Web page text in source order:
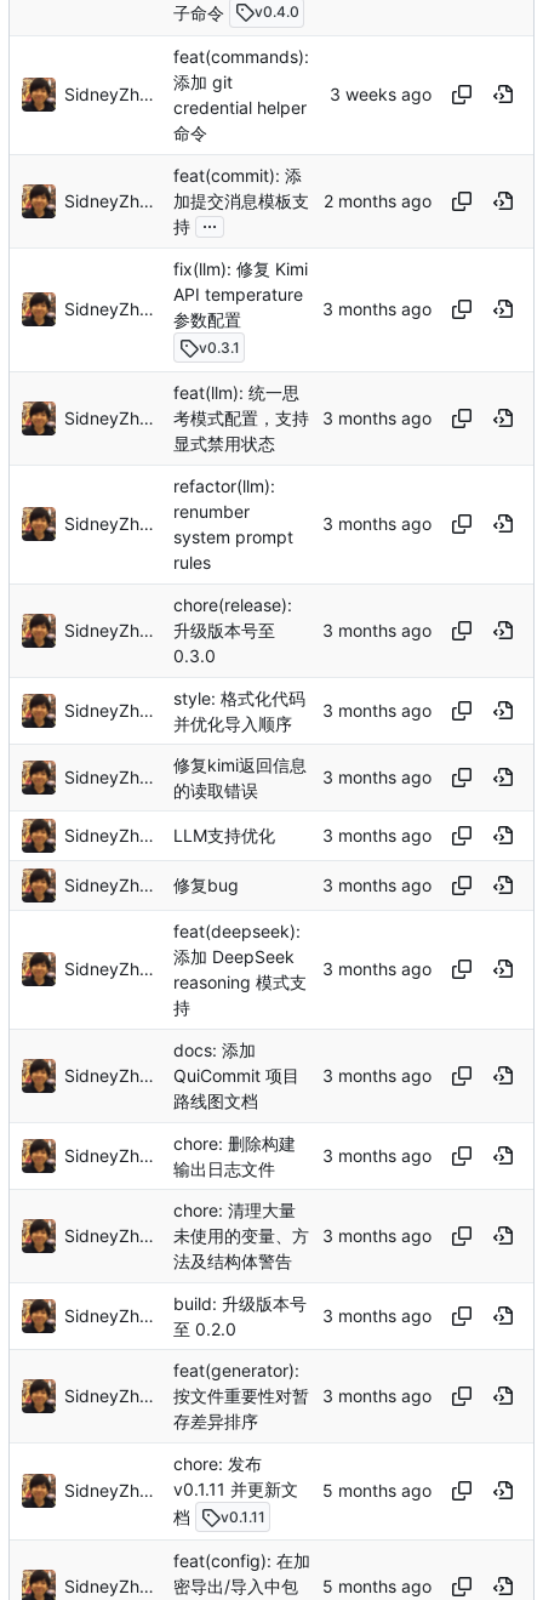
子命令
v0.4.0
SidneyZhang
feat(commands):
添加 git
credential helper
命令
SidneyZhang
feat(commit): 添
加提交消息模板支
持 ...
SidneyZhang
fix(llm): 修复 Kimi
API temperature
参数配置
v0.3.1
SidneyZhang
feat(llm): 统一思
考模式配置，支持
显式禁用状态
SidneyZhang
refactor(llm):
renumber
system prompt
rules
SidneyZhang
chore(release):
升级版本号至
0.3.0
SidneyZhang
style: 格式化代码
并优化导入顺序
SidneyZhang
修复kimi返回信息
的读取错误
SidneyZhang LLM支持优化
SidneyZhang 修复bug
SidneyZhang
feat(deepseek):
添加 DeepSeek
reasoning 模式支
持
SidneyZhang
docs: 添加
QuiCommit 项目
路线图文档
SidneyZhang
chore: 删除构建
输出日志文件
SidneyZhang
chore: 清理大量
未使用的变量、方
法及结构体警告
SidneyZhang
build: 升级版本号
至 0.2.0
SidneyZhang
feat(generator):
按文件重要性对暂
存差异排序
SidneyZhang
chore: 发布
v0.1.11 并更新文
档
v0.1.11
SidneyZhang
feat(config): 在加
密导出/导入中包